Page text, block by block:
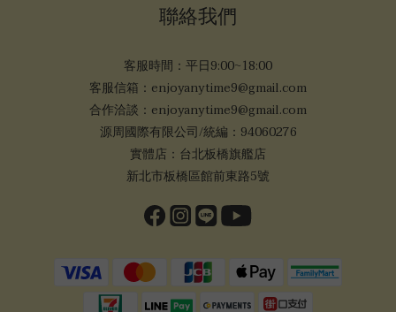
聯絡我們
客服時間：平日9:00~18:00
客服信箱：enjoyanytime9@gmail.com
合作洽談：enjoyanytime9@gmail.com
源周國際有限公司/統編：94060276
實體店：台北板橋旗艦店
新北市板橋區館前東路5號